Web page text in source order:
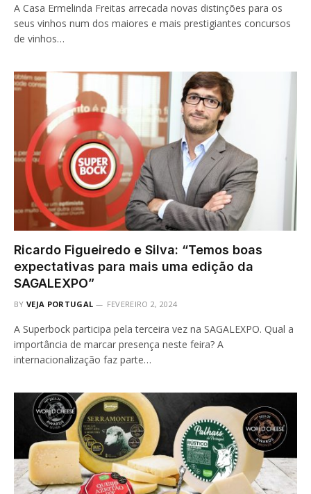
A Casa Ermelinda Freitas arrecada novas distinções para os
seus vinhos num dos maiores e mais prestigiantes concursos
de vinhos…
Ricardo Figueiredo e Silva: “Temos boas
expectativas para mais uma edição da
SAGALEXPO”
BY VEJA PORTUGAL FEVEREIRO 2, 2024
A Superbock participa pela terceira vez na SAGALEXPO. Qual a
importância de marcar presença neste feira? A
internacionalização faz parte…